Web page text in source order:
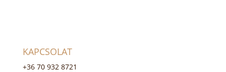
KAPCSOLAT
+36 70 932 8721